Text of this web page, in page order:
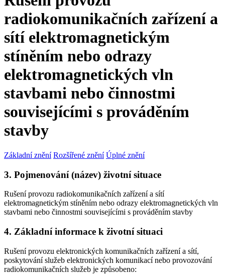
radiokomunikačních zařízení a
sítí elektromagnetickým
stíněním nebo odrazy
elektromagnetických vln
stavbami nebo činnostmi
souvisejícími s prováděním
stavby
Základní znění Rozšířené znění Úplné znění
3. Pojmenování (název) životní situace
Rušení provozu radiokomunikačních zařízení a sítí
elektromagnetickým stíněním nebo odrazy elektromagnetických vln
stavbami nebo činnostmi souvisejícími s prováděním stavby
4. Základní informace k životní situaci
Rušení provozu elektronických komunikačních zařízení a sítí,
poskytování služeb elektronických komunikací nebo provozování
radiokomunikačních služeb je způsobeno: